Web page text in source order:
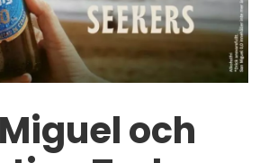
och